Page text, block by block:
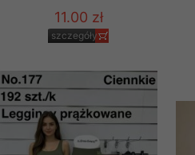
11.00 zł
szczegóły